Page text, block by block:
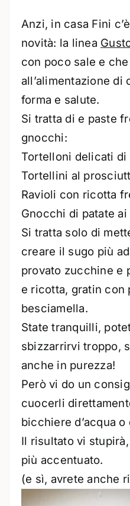
Anzi, in casa Fini
novità: la linea
con poco sale e
all’alimentazione di
forma e salute.
Si tratta di e paste
gnocchi:
Tortelloni delicati di
Tortellini al
Ravioli con ricotta
Gnocchi di patate
Si tratta solo di
creare il sugo più
provato zucchine e
e ricotta, gratin con
besciamella.
State tranquilli,
sbizzarrirvi troppo,
anche in purezza!
Però vi do un
cuocerli
bicchiere d’acqua
Il risultato vi
più accentuato.
(e sì, avrete anche